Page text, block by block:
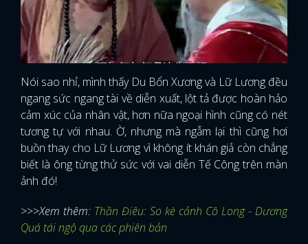
Nói sao nhỉ, mình thấy Du Bổn Xương và Lữ Lương đều
ngang sức ngang tài về diễn xuất, lột tả được hoàn hảo
cảm xúc của nhân vật, hơn nữa ngoại hình cũng có nét
tương tự với nhau. Ờ, nhưng mà ngẫm lại thì cũng hơi
buồn thay cho Lữ Lương vì không ít khán giả còn chẳng
biết là ông từng thử sức với vai diễn Tế Công trên màn
ảnh đó!
>>>Xem thêm: Thần Điêu: So kè cảnh Cô Long - Dương
Quá tái ngộ qua các phiên bản